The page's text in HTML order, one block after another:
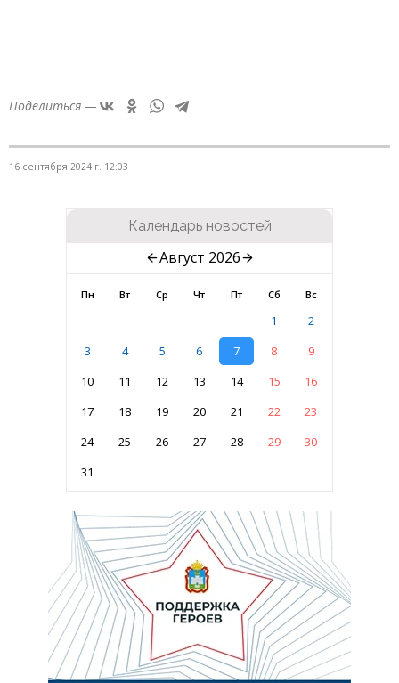
Поделиться —
16 сентября 2024 г. 12:03
Календарь новостей
Август 2026
Пн Вт Ср Чт Пт Сб Вс
1
2
3
4 5 6 7 8
9
10
11 12 13 14 15
16
17
18 19 20 21 22
23
24
25 26 27 28 29
30
31